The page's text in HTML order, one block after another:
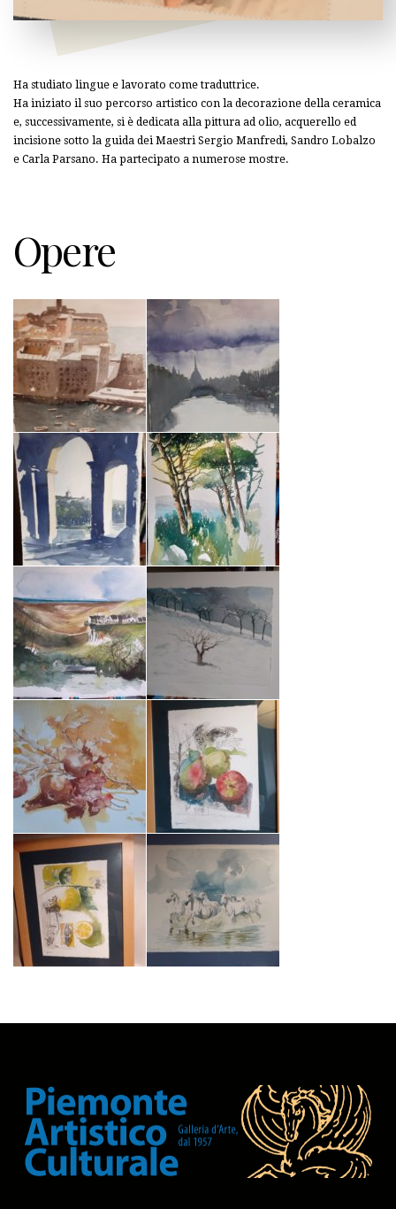
Ha studiato lingue e lavorato come traduttrice.
Ha iniziato il suo percorso artistico con la decorazione della ceramica
e, successivamente, si è dedicata alla pittura ad olio, acquerello ed
incisione sotto la guida dei Maestri Sergio Manfredi, Sandro Lobalzo
e Carla Parsano. Ha partecipato a numerose mostre.
Opere